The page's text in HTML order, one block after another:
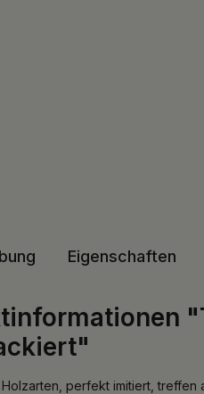
Eigenschaften
perfekt imitiert, treffen